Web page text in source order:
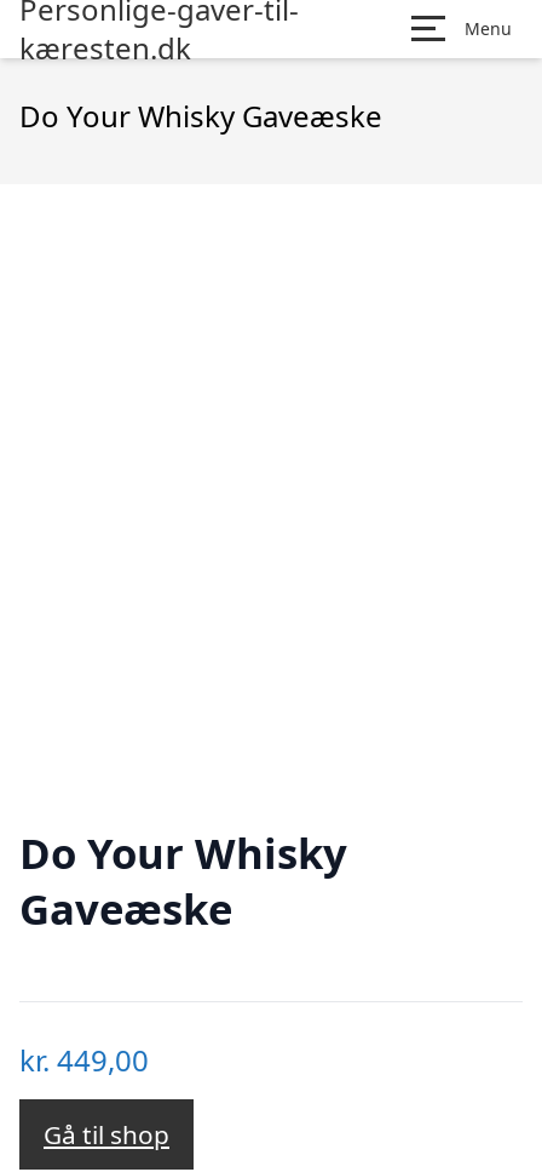
Personlige-gaver-til-
kæresten.dk
Menu
Do Your Whisky Gaveæske
Do Your Whisky
Gaveæske
kr. 449,00
Gå til shop